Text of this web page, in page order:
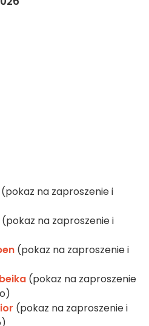
(pokaz na zaproszenie i
(pokaz na zaproszenie i
(pokaz na zaproszenie i
(pokaz na zaproszenie
(pokaz na zaproszenie i